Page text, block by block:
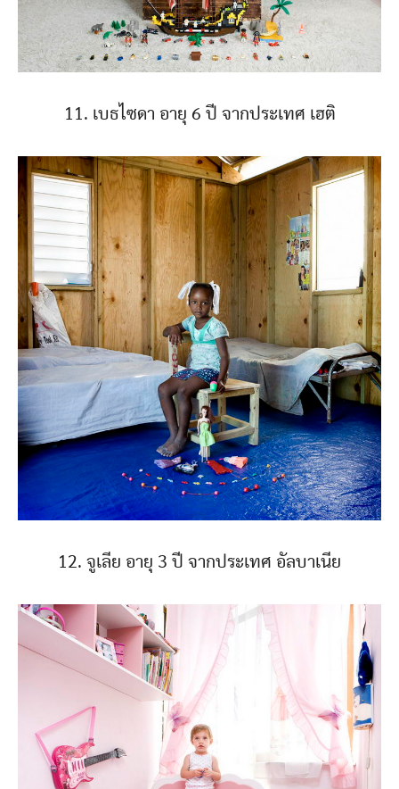
11. เบธไซดา อายุ 6 ปี จากประเทศ เฮติ
12. จูเลีย อายุ 3 ปี จากประเทศ อัลบาเนีย